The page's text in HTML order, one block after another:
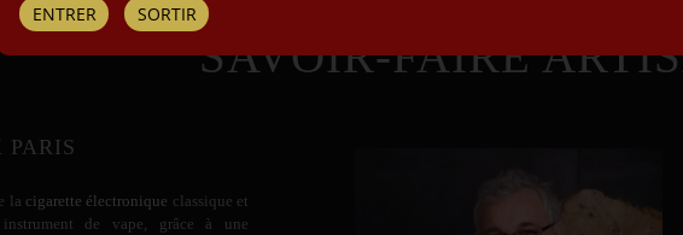
SAVOIR-FAIRE
la cigarette électronique classique et
de vape, grâce à une
ENTRER SORTIR